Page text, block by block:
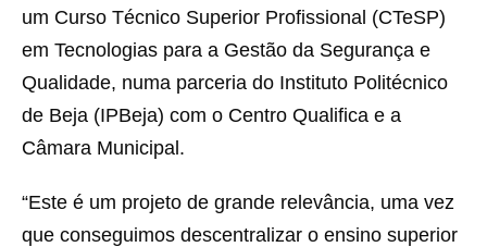
um Curso Técnico Superior Profissional (CTeSP)
em Tecnologias para a Gestão da Segurança e
Qualidade, numa parceria do Instituto Politécnico
de Beja (IPBeja) com o Centro Qualifica e a
Câmara Municipal.
“Este é um projeto de grande relevância, uma vez
que conseguimos descentralizar o ensino superior